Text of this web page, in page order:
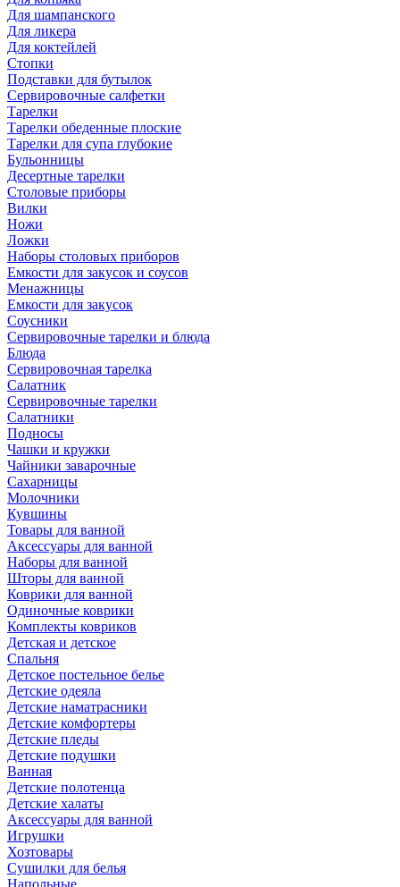
Для шампанского
Для ликера
Для коктейлей
Стопки
Подставки для бутылок
Сервировочные салфетки
Тарелки
Тарелки обеденные плоские
Тарелки для супа глубокие
Бульонницы
Десертные тарелки
Столовые приборы
Вилки
Ножи
Ложки
Наборы столовых приборов
Емкости для закусок и соусов
Менажницы
Емкости для закусок
Соусники
Сервировочные тарелки и блюда
Блюда
Сервировочная тарелка
Салатник
Сервировочные тарелки
Салатники
Подносы
Чашки и кружки
Чайники заварочные
Сахарницы
Молочники
Кувшины
Товары для ванной
Аксессуары для ванной
Наборы для ванной
Шторы для ванной
Коврики для ванной
Одиночные коврики
Комплекты ковриков
Детская и детское
Спальня
Детское постельное белье
Детские одеяла
Детские наматрасники
Детские комфортеры
Детские пледы
Детские подушки
Ванная
Детские полотенца
Детские халаты
Аксессуары для ванной
Игрушки
Хозтовары
Сушилки для белья
Напольные